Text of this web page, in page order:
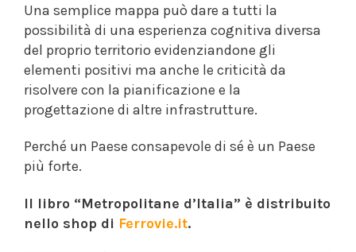
Una semplice mappa può dare a tutti la
possibilità di una esperienza cognitiva diversa
del proprio territorio evidenziandone gli
elementi positivi ma anche le criticità da
risolvere con la pianificazione e la
progettazione di altre infrastrutture.
Perché un Paese consapevole di sé è un Paese
più forte.
Il libro “Metropolitane d’Italia” è distribuito
nello shop di Ferrovie.it.